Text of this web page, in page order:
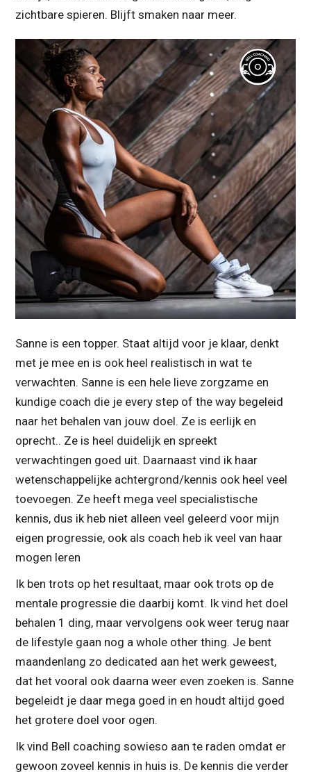
zichtbare spieren. Blijft smaken naar meer.
Sanne is een topper. Staat altijd voor je klaar, denkt
met je mee en is ook heel realistisch in wat te
verwachten. Sanne is een hele lieve zorgzame en
kundige coach die je every step of the way begeleid
naar het behalen van jouw doel. Ze is eerlijk en
oprecht.. Ze is heel duidelijk en spreekt
verwachtingen goed uit. Daarnaast vind ik haar
wetenschappelijke achtergrond/kennis ook heel veel
toevoegen. Ze heeft mega veel specialistische
kennis, dus ik heb niet alleen veel geleerd voor mijn
eigen progressie, ook als coach heb ik veel van haar
mogen leren
Ik ben trots op het resultaat, maar ook trots op de
mentale progressie die daarbij komt. Ik vind het doel
behalen 1 ding, maar vervolgens ook weer terug naar
de lifestyle gaan nog a whole other thing. Je bent
maandenlang zo dedicated aan het werk geweest,
dat het vooral ook daarna weer even zoeken is. Sanne
begeleidt je daar mega goed in en houdt altijd goed
het grotere doel voor ogen.
Ik vind Bell coaching sowieso aan te raden omdat er
gewoon zoveel kennis in huis is. De kennis die verder